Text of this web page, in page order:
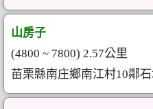
山房子
(4800 ~ 7800) 2.57公里
苗栗縣南庄鄉南江村10鄰